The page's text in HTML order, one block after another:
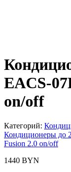
EACS-
on/off
Категорий:
Кондиционеры до
Fusion 2.0 on/off
1440 BYN